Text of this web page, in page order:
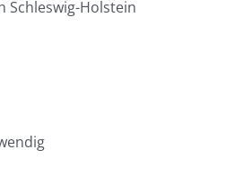
Schleswig-Holstein